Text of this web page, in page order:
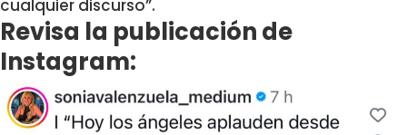
cualquier discurso”.
Revisa la publicación de
Instagram: